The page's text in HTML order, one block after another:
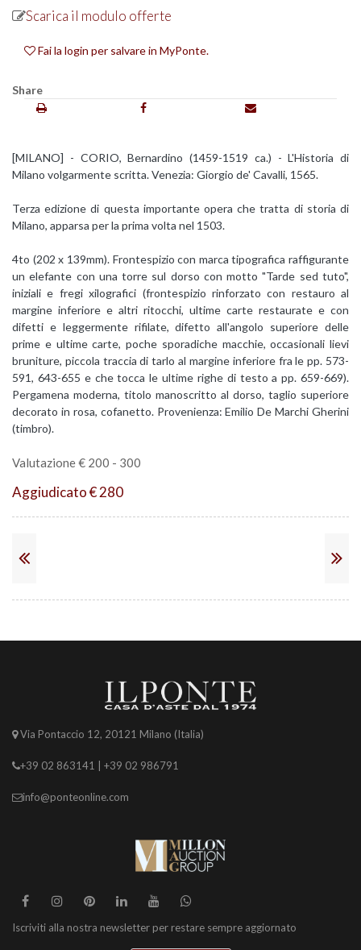
Scarica il modulo offerte
Fai la login per salvare in MyPonte.
Share
[MILANO] - CORIO, Bernardino (1459-1519 ca.) - L'Historia di
Milano volgarmente scritta. Venezia: Giorgio de' Cavalli, 1565.
Terza edizione di questa importante opera che tratta di storia di
Milano, apparsa per la prima volta nel 1503.
4to (202 x 139mm). Frontespizio con marca tipografica raffigurante
un elefante con una torre sul dorso con motto "Tarde sed tuto",
iniziali e fregi xilografici (frontespizio rinforzato con restauro al
margine inferiore e altri ritocchi, ultime carte restaurate e con
difetti e leggermente rifilate, difetto all'angolo superiore delle
prime e ultime carte, poche sporadiche macchie, occasionali lievi
bruniture, piccola traccia di tarlo al margine inferiore fra le pp. 573-
591, 643-655 e che tocca le ultime righe di testo a pp. 659-669).
Pergamena moderna, titolo manoscritto al dorso, taglio superiore
decorato in rosa, cofanetto. Provenienza: Emilio De Marchi Gherini
(timbro).
Valutazione € 200 - 300
Aggiudicato € 280
Via Pontaccio 12, 20121 Milano (Italia)
+39 02 863141 | +39 02 986791
info@ponteonline.com
Iscriviti alla nostra newsletter per restare sempre aggiornato